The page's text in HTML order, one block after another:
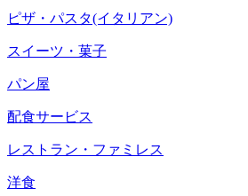
ピザ・パスタ(イタリアン)
スイーツ・菓子
パン屋
配食サービス
レストラン・ファミレス
洋食